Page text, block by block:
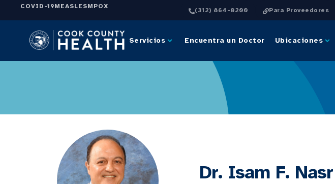
COVID-19MEASLESMPOX
(312) 864-0200 Para Proveedores
Servicios Encuentra un Doctor Ubicaciones
Dr. Isam F. Nasr